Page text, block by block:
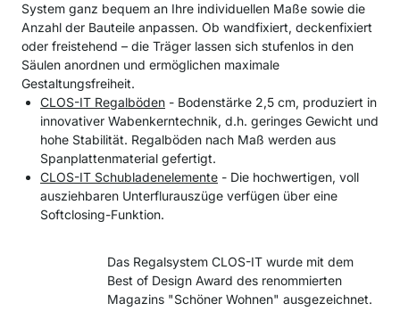
System ganz bequem an Ihre individuellen Maße sowie die
Anzahl der Bauteile anpassen. Ob wandfixiert, deckenfixiert
oder freistehend – die Träger lassen sich stufenlos in den
Säulen anordnen und ermöglichen maximale
Gestaltungsfreiheit.
CLOS-IT Regalböden - Bodenstärke 2,5 cm, produziert in
innovativer Wabenkerntechnik, d.h. geringes Gewicht und
hohe Stabilität. Regalböden nach Maß werden aus
Spanplattenmaterial gefertigt.
CLOS-IT Schubladenelemente - Die hochwertigen, voll
ausziehbaren Unterflurauszüge verfügen über eine
Softclosing-Funktion.
Das Regalsystem CLOS-IT wurde mit dem
Best of Design Award des renommierten
Magazins "Schöner Wohnen" ausgezeichnet.